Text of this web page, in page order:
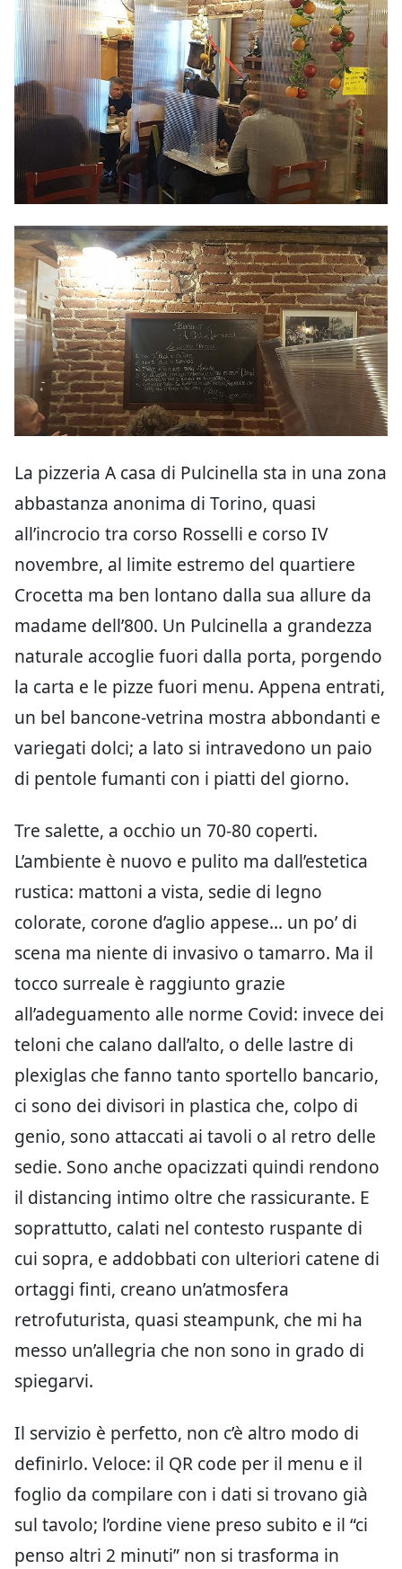
La pizzeria A casa di Pulcinella sta in una zona
abbastanza anonima di Torino, quasi
all’incrocio tra corso Rosselli e corso IV
novembre, al limite estremo del quartiere
Crocetta ma ben lontano dalla sua allure da
madame dell’800. Un Pulcinella a grandezza
naturale accoglie fuori dalla porta, porgendo
la carta e le pizze fuori menu. Appena entrati,
un bel bancone-vetrina mostra abbondanti e
variegati dolci; a lato si intravedono un paio
di pentole fumanti con i piatti del giorno.
Tre salette, a occhio un 70-80 coperti.
L’ambiente è nuovo e pulito ma dall’estetica
rustica: mattoni a vista, sedie di legno
colorate, corone d’aglio appese… un po’ di
scena ma niente di invasivo o tamarro. Ma il
tocco surreale è raggiunto grazie
all’adeguamento alle norme Covid: invece dei
teloni che calano dall’alto, o delle lastre di
plexiglas che fanno tanto sportello bancario,
ci sono dei divisori in plastica che, colpo di
genio, sono attaccati ai tavoli o al retro delle
sedie. Sono anche opacizzati quindi rendono
il distancing intimo oltre che rassicurante. E
soprattutto, calati nel contesto ruspante di
cui sopra, e addobbati con ulteriori catene di
ortaggi finti, creano un’atmosfera
retrofuturista, quasi steampunk, che mi ha
messo un’allegria che non sono in grado di
spiegarvi.
Il servizio è perfetto, non c’è altro modo di
definirlo. Veloce: il QR code per il menu e il
foglio da compilare con i dati si trovano già
sul tavolo; l’ordine viene preso subito e il “ci
penso altri 2 minuti” non si trasforma in